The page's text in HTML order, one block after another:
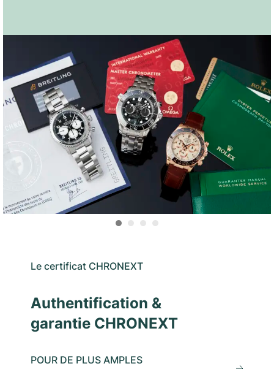
Le certificat CHRONEXT
Authentification &
garantie CHRONEXT
POUR DE PLUS AMPLES